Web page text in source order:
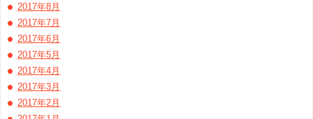
2017年8月
2017年7月
2017年6月
2017年5月
2017年4月
2017年3月
2017年2月